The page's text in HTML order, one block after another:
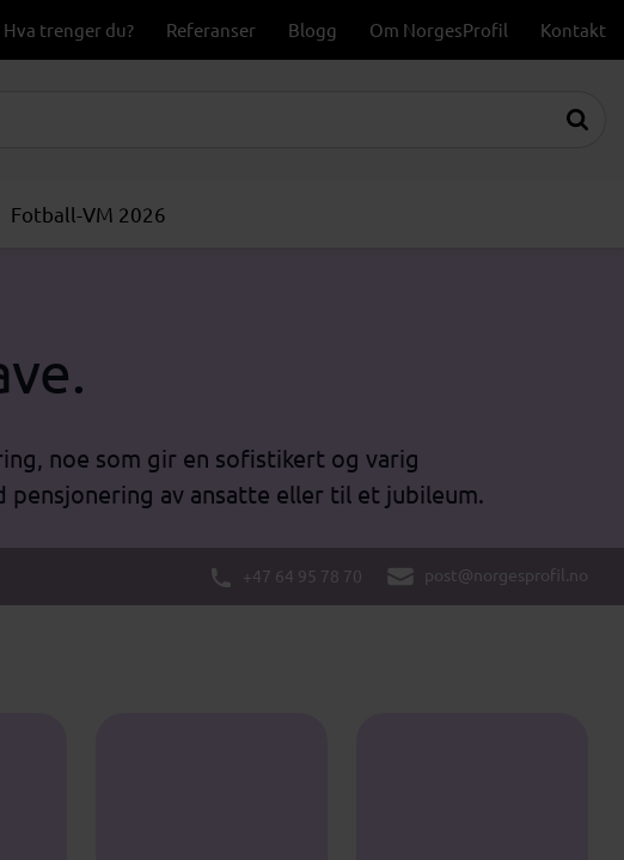
Hva trenger du? Referanser Blogg Om NorgesProfil Kontakt
Fotball-VM 2026
noe som gir en sofistikert og varig
pensjonering av ansatte eller til et jubileum.
+47 64 95 78 70 post@norgesprofil.no